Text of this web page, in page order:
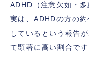
ADHD（注意欠如・多
実は、ADHDの方の
しているという報告
て顕著に高い割合で